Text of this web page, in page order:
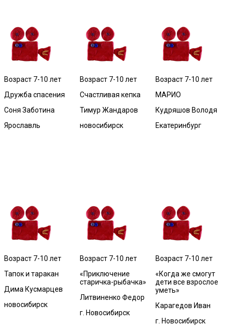
Возраст 7-10 лет
Дружба спасения
Соня Заботина
Ярославль
Возраст 7-10 лет
Счастливая кепка
Тимур Жандаров
новосибирск
Возраст 7-10 лет
МАРИО
Кудряшов Володя
Екатеринбург
Возраст 7-10 лет
Тапок и таракан
Дима Кусмарцев
новосибирск
Возраст 7-10 лет
«Приключение
старичка-рыбачка»
Литвиненко Федор
г. Новосибирск
Возраст 7-10 лет
«Когда же смогут
дети все взрослое
уметь»
Карагедов Иван
г. Новосибирск